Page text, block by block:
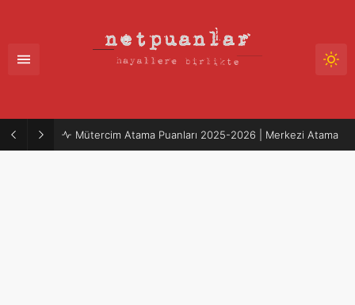
Mütercim Atama Puanları 2025-2026 | Merkezi Atama